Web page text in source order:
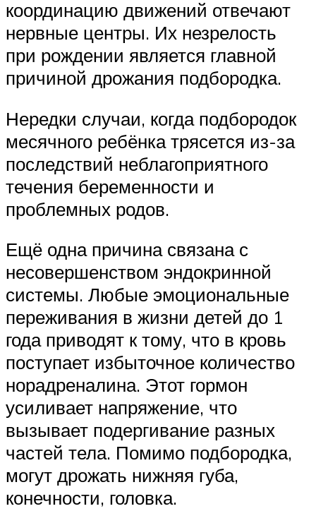
координацию движений отвечают
нервные центры. Их незрелость
при рождении является главной
причиной дрожания подбородка.
Нередки случаи, когда подбородок
месячного ребёнка трясется из-за
последствий неблагоприятного
течения беременности и
проблемных родов.
Ещё одна причина связана с
несовершенством эндокринной
системы. Любые эмоциональные
переживания в жизни детей до 1
года приводят к тому, что в кровь
поступает избыточное количество
норадреналина. Этот гормон
усиливает напряжение, что
вызывает подергивание разных
частей тела. Помимо подбородка,
могут дрожать нижняя губа,
конечности, головка.